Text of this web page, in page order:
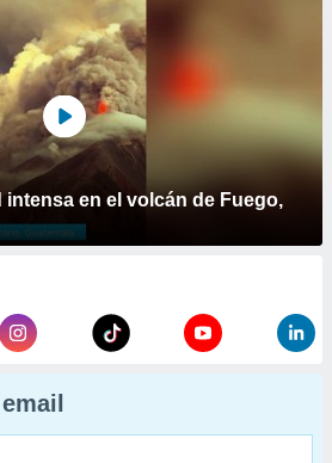
en el volcán de Fuego,